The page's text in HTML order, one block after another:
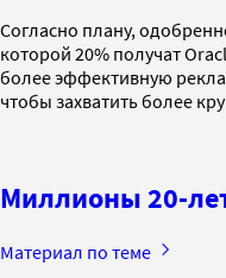
Согласно плану,
которой 20% получат
более эффективную
чтобы захватить более
Миллионы 20-
Материал по теме